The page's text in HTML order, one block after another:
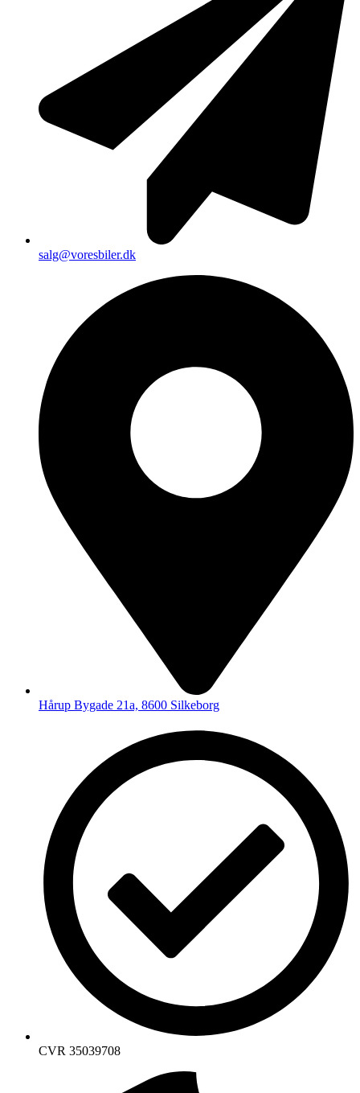
salg@voresbiler.dk
Hårup Bygade 21a, 8600 Silkeborg
CVR 35039708